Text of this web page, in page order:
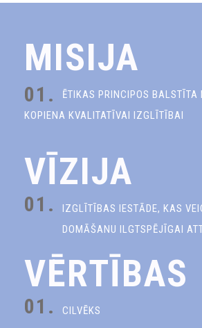
MISIJA
01.
ĒTIKAS PRINCIPOS
KOPIENA KVALITATĪVAI IZGLĪTĪBAI
VĪZIJA
01.
IZGLĪTĪBAS IESTĀDE, KAS
DOMĀŠANU ILGTSPĒJĪGAI
VĒRTĪBAS
01. CILVĒKS